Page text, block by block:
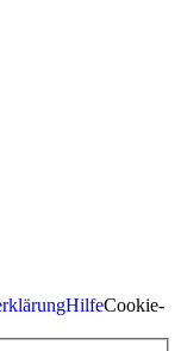
HilfeCookie-